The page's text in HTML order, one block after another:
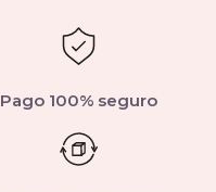
Pago 100% seguro